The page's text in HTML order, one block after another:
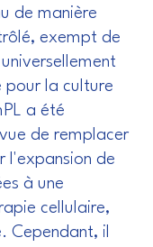
de manière
exempt de
la culture
a été
de remplacer
l'expansion de
à une
cellulaire,
Cependant, il